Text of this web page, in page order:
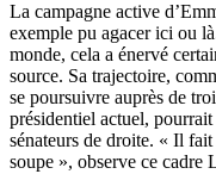
La campagne active
exemple pu agacer ici ou
monde, cela a énervé
source. Sa trajectoire,
se poursuivre auprès de
présidentiel actuel,
sénateurs de droite. « Il
soupe », observe ce cadre